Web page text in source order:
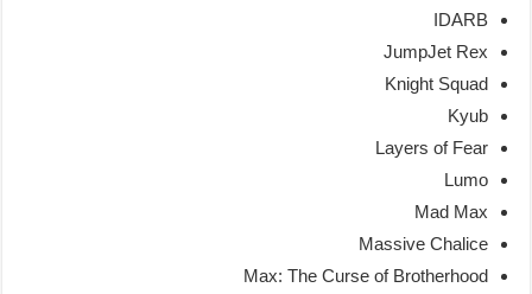
IDARB
JumpJet Rex
Knight Squad
Kyub
Layers of Fear
Lumo
Mad Max
Massive Chalice
Max: The Curse of Brotherhood